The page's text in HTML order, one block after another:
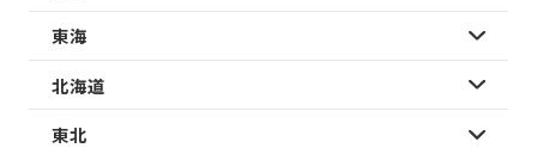
東海
北海道
東北